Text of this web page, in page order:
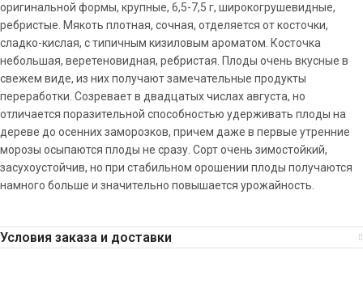
оригинальной формы, крупные, 6,5-7,5 г, широкогрушевидные,
ребристые. Мякоть плотная, сочная, отделяется от косточки,
сладко-кислая, с типичным кизиловым ароматом. Косточка
небольшая, веретеновидная, ребристая. Плоды очень вкусные в
свежем виде, из них получают замечательные продукты
переработки. Созревает в двадцатых числах августа, но
отличается поразительной способностью удерживать плоды на
дереве до осенних заморозков, причем даже в первые утренние
морозы осыпаются плоды не сразу. Сорт очень зимостойкий,
засухоустойчив, но при стабильном орошении плоды получаются
намного больше и значительно повышается урожайность.
Условия заказа и доставки